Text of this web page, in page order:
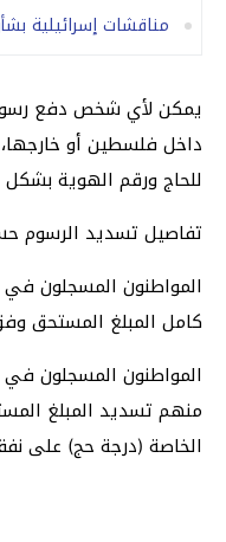
مناقشات إسرائيلية
يمكن لأي شخص دفع رسوم
داخل فلسطين أو
للحاج ورقم الهوية
تفاصيل تسديد الرسوم
المواطنون المسجلون
كامل المبلغ المستحق
المواطنون المسجلون
منهم تسديد المبلغ
الخاصة (درجة حج) على